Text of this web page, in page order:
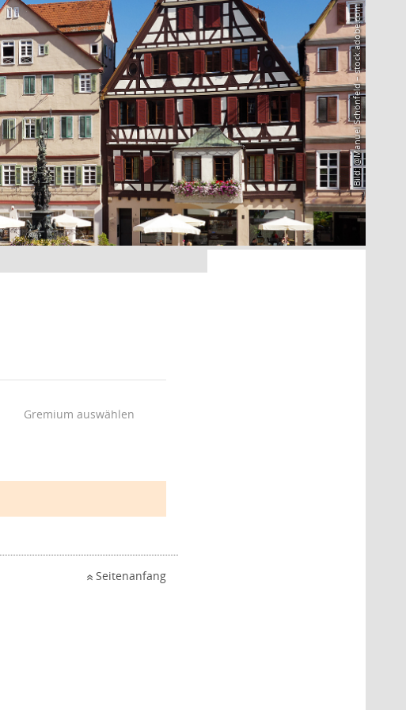
Bild: @Manuel Schönfeld – stock.adobe.com
Gremium auswählen
Seitenanfang